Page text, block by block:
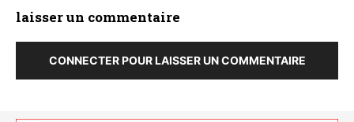
laisser un commentaire
CONNECTER POUR LAISSER UN COMMENTAIRE